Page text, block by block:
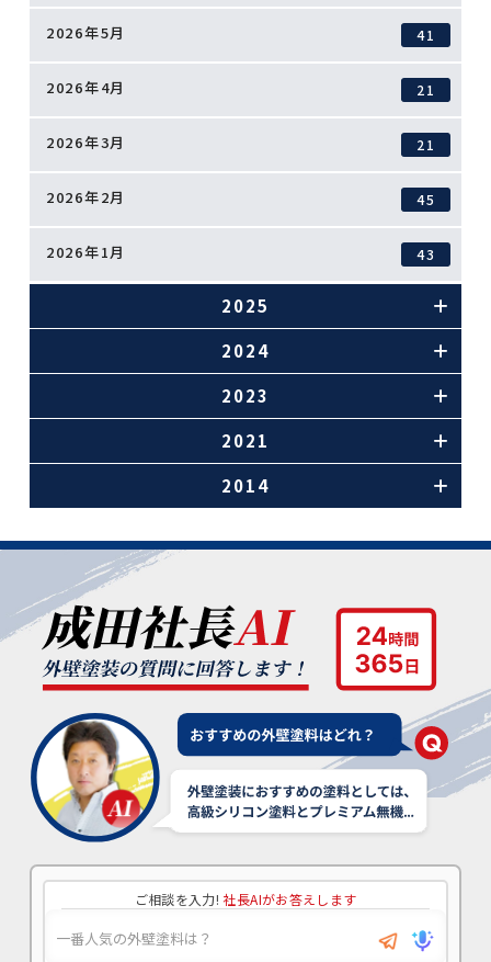
2026年5月 41
2026年4月 21
2026年3月 21
2026年2月 45
2026年1月 43
2025
2024
2023
2021
2014
ご相談を入力! 社長AIがお答えします